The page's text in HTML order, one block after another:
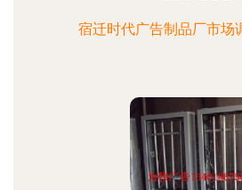
宿迁时代广告制品厂市场